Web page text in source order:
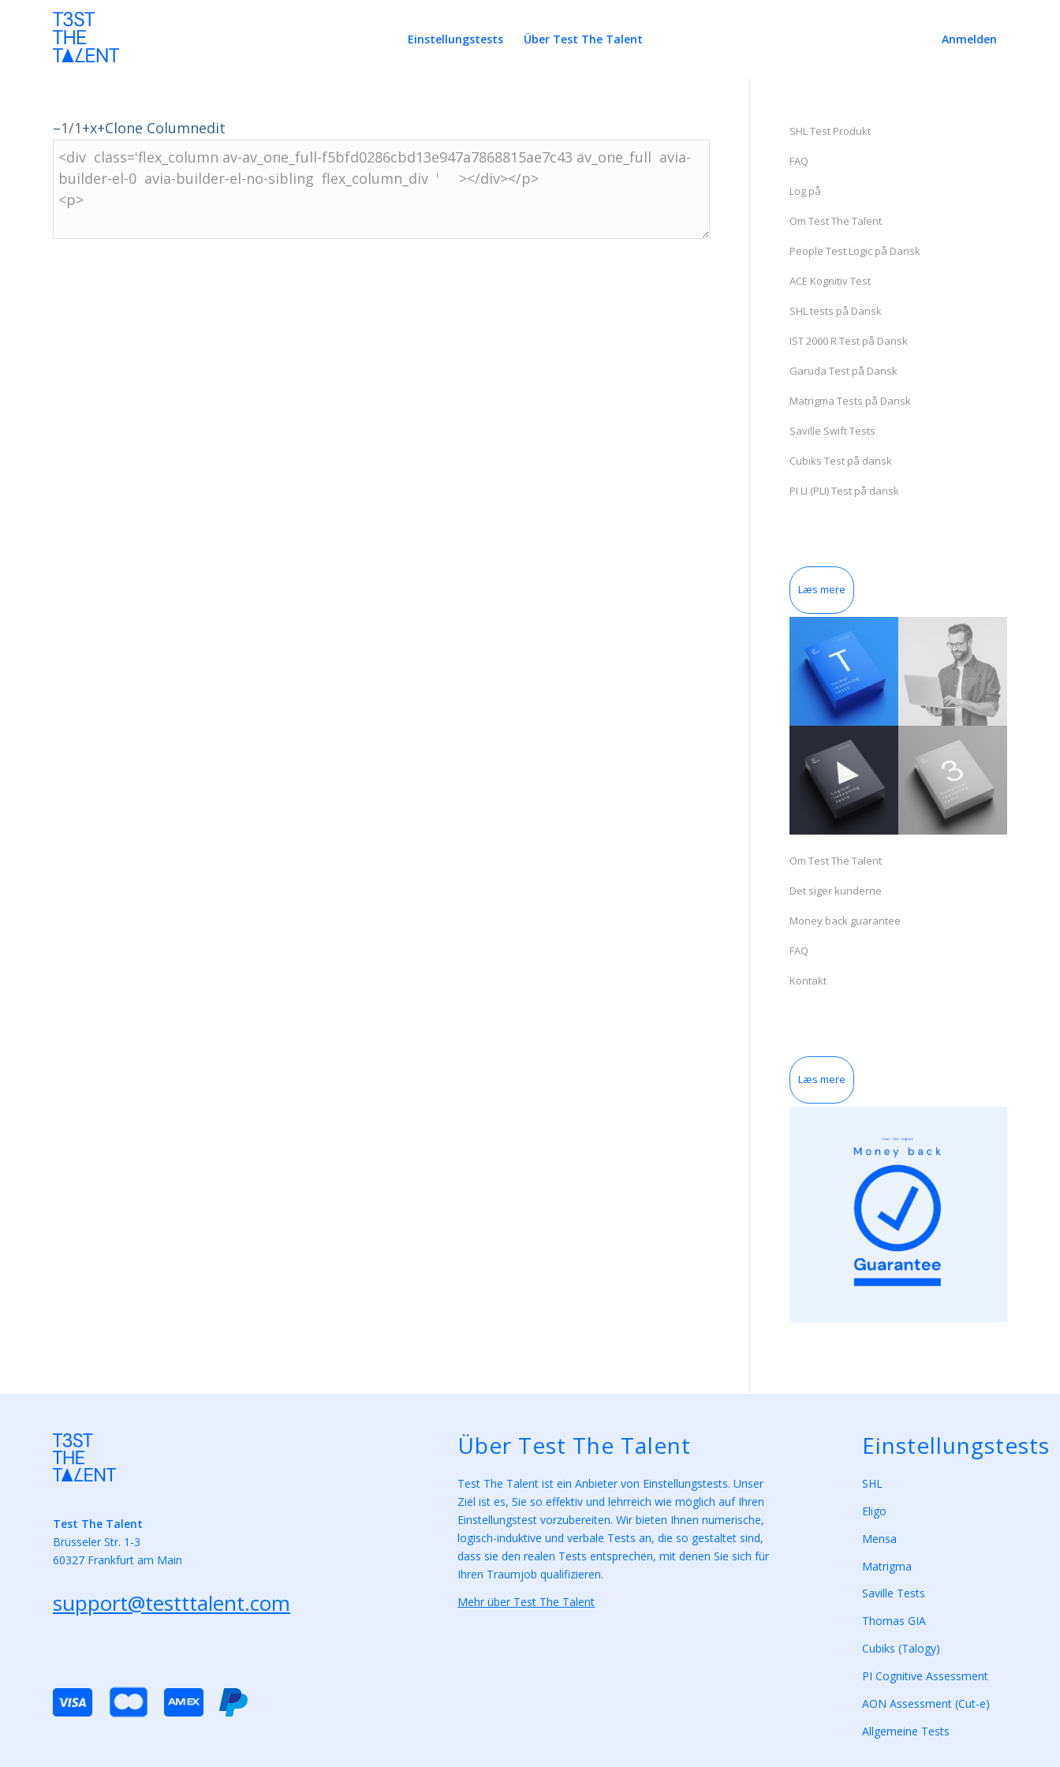
Einstellungstests Über Test The Talent Anmelden
–1/1+x+Clone Columnedit SHL Test Produkt
FAQ
Log på
Om Test The Talent
People Test Logic på Dansk
ACE Kognitiv Test
SHL tests på Dansk
IST 2000 R Test på Dansk
Garuda Test på Dansk
Matrigma Tests på Dansk
Saville Swift Tests
Cubiks Test på dansk
PI LI (PLI) Test på dansk
Læs mere
Om Test The Talent
Det siger kunderne
Money back guarantee
FAQ
Kontakt
Læs mere
Test The Talent
Brüsseler Str. 1-3
60327 Frankfurt am Main
support@testttalent.com
Über Test The Talent
Test The Talent ist ein Anbieter von Einstellungstests. Unser
Ziel ist es, Sie so effektiv und lehrreich wie möglich auf Ihren
Einstellungstest vorzubereiten. Wir bieten Ihnen numerische,
logisch-induktive und verbale Tests an, die so gestaltet sind,
dass sie den realen Tests entsprechen, mit denen Sie sich für
Ihren Traumjob qualifizieren.
Mehr über Test The Talent
Einstellungstests
SHL
Eligo
Mensa
Matrigma
Saville Tests
Thomas GIA
Cubiks (Talogy)
PI Cognitive Assessment
AON Assessment (Cut-e)
Allgemeine Tests